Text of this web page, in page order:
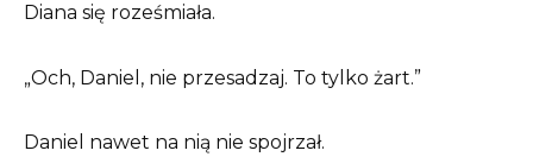
Diana się roześmiała.
„Och, Daniel, nie przesadzaj. To tylko żart.”
Daniel nawet na nią nie spojrzał.